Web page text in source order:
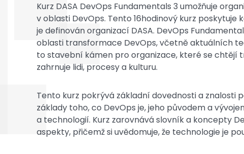
Kurz DASA DevOps Fundamentals 3 umožňuje
v oblasti DevOps. Tento 16hodinový kurz
je definován organizací DASA. DevOps
oblasti transformace DevOps, včetně aktuálních
to stavební kámen pro organizace, které se chtějí
zahrnuje lidi, procesy a kulturu.
Tento kurz pokrývá základní dovednosti a
základy toho, co DevOps je, jeho původem a
a technologií. Kurz zarovnává slovník a koncepty
aspekty, přičemž si uvědomuje, že technologie je